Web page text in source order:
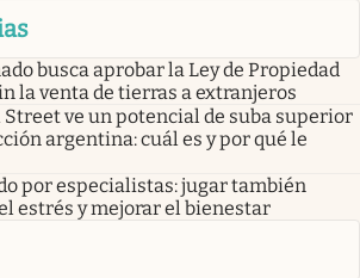
busca aprobar la Ley de Propiedad
la venta de tierras a extranjeros
Street ve un potencial de suba superior
argentina: cuál es y por qué le
por especialistas: jugar también
estrés y mejorar el bienestar